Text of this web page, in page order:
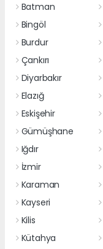
Batman
Bingöl
Burdur
Çankırı
Diyarbakır
Elazığ
Eskişehir
Gümüşhane
Iğdır
İzmir
Karaman
Kayseri
Kilis
Kütahya